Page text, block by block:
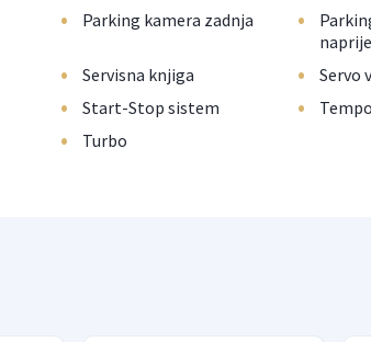
• Parking kamera zadnja •
• Servisna knjiga • Servo
• Start-Stop sistem •
• Turbo